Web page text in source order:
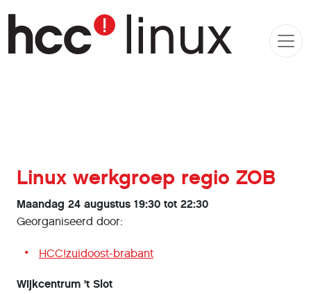
Linux werkgroep regio ZOB
Maandag 24 augustus 19:30 tot 22:30
Georganiseerd door:
HCC!zuidoost-brabant
Wijkcentrum 't Slot